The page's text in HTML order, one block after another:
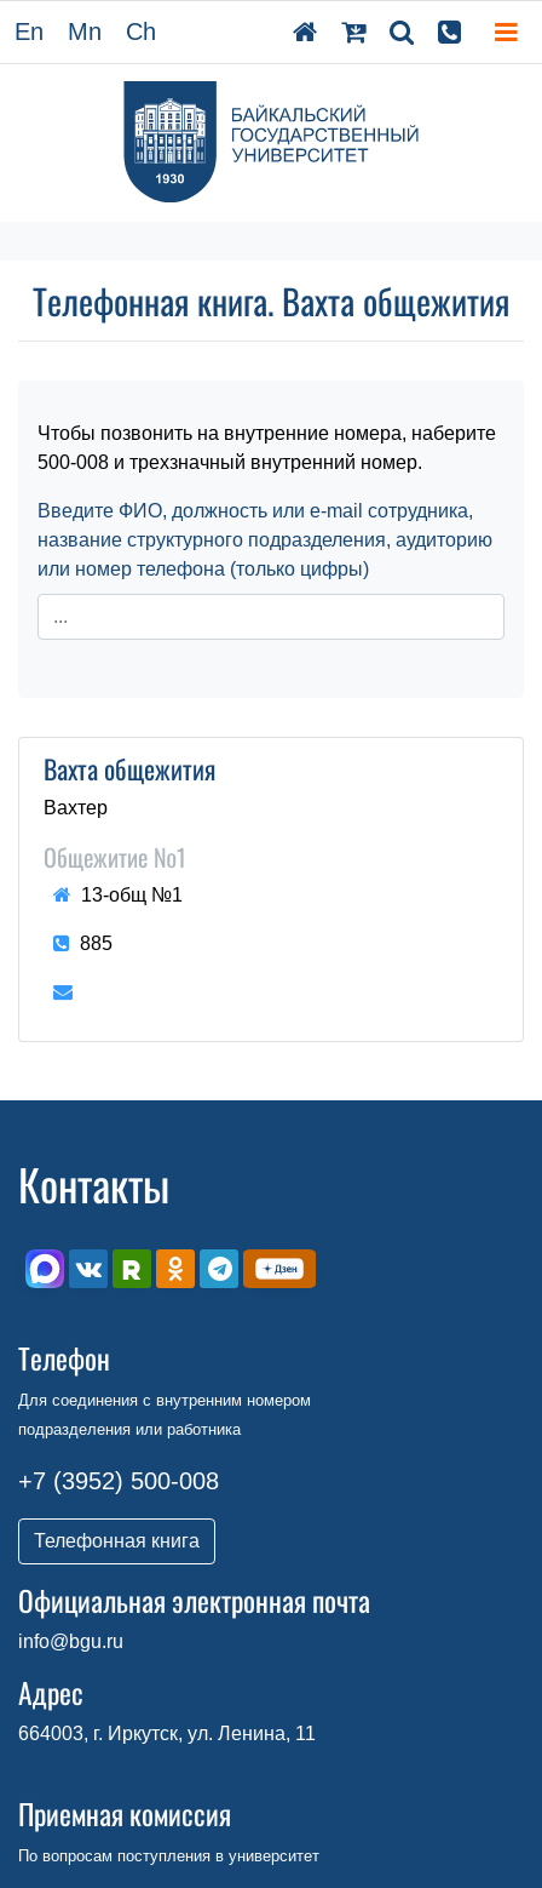
En Mn Ch
Телефонная книга. Вахта общежития
Чтобы позвонить на внутренние номера, наберите
500-008 и трехзначный внутренний номер.
Введите ФИО, должность или e-mail сотрудника,
название структурного подразделения, аудиторию
или номер телефона (только цифры)
Вахта общежития
Вахтер
Общежитие №1
13-общ №1
885
Контакты
Телефон
Для соединения с внутренним номером
подразделения или работника
+7 (3952) 500-008
Телефонная книга
Официальная электронная почта
info@bgu.ru
Адрес
664003, г. Иркутск, ул. Ленина, 11
Приемная комиссия
По вопросам поступления в университет